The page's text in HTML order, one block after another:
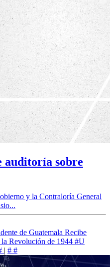
auditoría sobre
y la Contraloría General
de Guatemala Recibe
Revolución de 1944 #U
| # #